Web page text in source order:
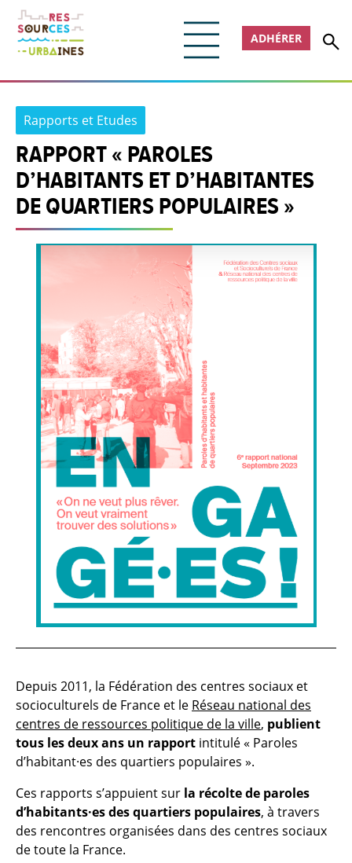
ADHÉRER
Rapports et Etudes
RAPPORT « PAROLES
D’HABITANTS ET D’HABITANTES
DE QUARTIERS POPULAIRES »
Depuis 2011, la Fédération des centres sociaux et
socioculturels de France et le Réseau national des
centres de ressources politique de la ville, publient
tous les deux ans un rapport intitulé « Paroles
d’habitant·es des quartiers populaires ».
Ces rapports s’appuient sur la récolte de paroles
d’habitants·es des quartiers populaires, à travers
des rencontres organisées dans des centres sociaux
de toute la France.